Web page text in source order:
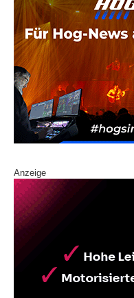
Anzeige